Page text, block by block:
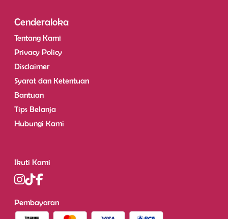
Cenderaloka
Tentang Kami
Privacy Policy
Disclaimer
Syarat dan Ketentuan
Bantuan
Tips Belanja
Hubungi Kami
Ikuti Kami
Pembayaran